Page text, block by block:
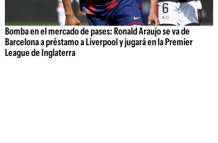
Bomba en el mercado de pases: Ronald Araujo se va de
Barcelona a préstamo a Liverpool y jugará en la Premier
League de Inglaterra